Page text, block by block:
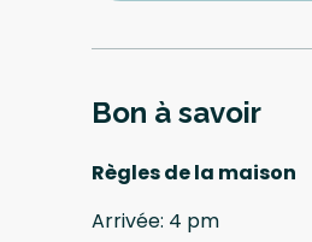
Bon à savoir
Règles de la maison
Arrivée: 4 pm